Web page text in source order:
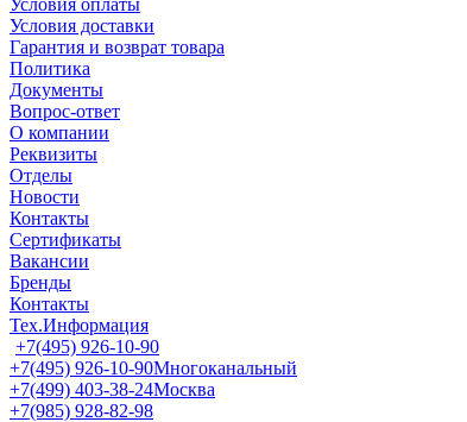
Условия оплаты
Условия доставки
Гарантия и возврат товара
Политика
Документы
Вопрос-ответ
О компании
Реквизиты
Отделы
Новости
Контакты
Сертификаты
Вакансии
Бренды
Контакты
Тех.Информация
+7(495) 926-10-90
+7(495) 926-10-90Многоканальный
+7(499) 403-38-24Москва
+7(985) 928-82-98